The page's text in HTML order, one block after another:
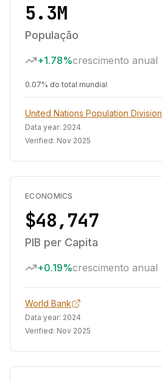
5.3M
População
+1.78%crescimento anual
0.07% do total mundial
United Nations Population Division
Data year: 2024
Verified: Nov 2025
ECONOMICS
$48,747
PIB per Capita
+0.19%crescimento anual
World Bank
Data year: 2024
Verified: Nov 2025